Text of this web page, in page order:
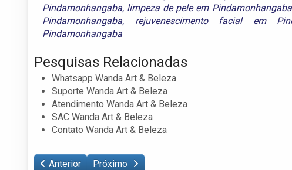
Pindamonhangaba, limpeza de pele em Pindamonhangaba
Pindamonhangaba, rejuvenescimento facial em
Pindamonhangaba
Pesquisas Relacionadas
Whatsapp Wanda Art & Beleza
Suporte Wanda Art & Beleza
Atendimento Wanda Art & Beleza
SAC Wanda Art & Beleza
Contato Wanda Art & Beleza
Anterior Próximo